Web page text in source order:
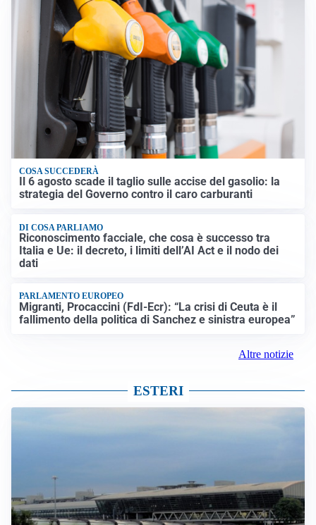
COSA SUCCEDERÀ
Il 6 agosto scade il taglio sulle accise del gasolio: la
strategia del Governo contro il caro carburanti
DI COSA PARLIAMO
Riconoscimento facciale, che cosa è successo tra
Italia e Ue: il decreto, i limiti dell’AI Act e il nodo dei
dati
PARLAMENTO EUROPEO
Migranti, Procaccini (FdI-Ecr): “La crisi di Ceuta è il
fallimento della politica di Sanchez e sinistra europea”
Altre notizie
ESTERI